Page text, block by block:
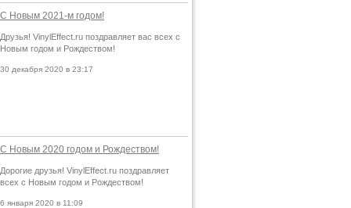
С Новым 2021-м годом!
Друзья! VinylEffect.ru поздравляет вас всех с
Новым годом и Рождеством!
30 декабря 2020 в 23:17
С Новым 2020 годом и Рождеством!
Дорогие друзья! VinylEffect.ru поздравляет
всех с Новым годом и Рождеством!
6 января 2020 в 11:09